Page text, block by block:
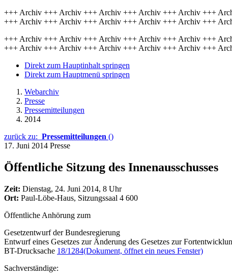
+++ Archiv +++ Archiv +++ Archiv +++ Archiv +++ Archiv +++
+++ Archiv +++ Archiv +++ Archiv +++ Archiv +++ Archiv +++
+++ Archiv +++ Archiv +++ Archiv +++ Archiv +++ Archiv +++
+++ Archiv +++ Archiv +++ Archiv +++ Archiv +++ Archiv +++
Direkt zum Hauptinhalt springen
Direkt zum Hauptmenü springen
Webarchiv
Presse
Pressemitteilungen
2014
zurück zu: Pressemitteilungen ()
17. Juni 2014 Presse
Öffentliche Sitzung des Innenausschusses
Zeit: Dienstag, 24. Juni 2014, 8 Uhr
Ort: Paul-Löbe-Haus, Sitzungssaal 4 600
Öffentliche Anhörung zum
Gesetzentwurf der Bundesregierung
Entwurf eines Gesetzes zur Änderung des Gesetzes zur
BT-Drucksache 18/1284(Dokument, öffnet ein neues Fenster)
Sachverständige: